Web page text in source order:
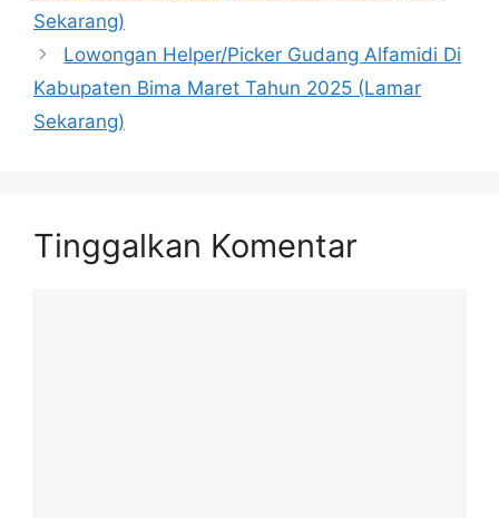
Sekarang)
Lowongan Helper/Picker Gudang Alfamidi Di
Kabupaten Bima Maret Tahun 2025 (Lamar
Sekarang)
Tinggalkan Komentar